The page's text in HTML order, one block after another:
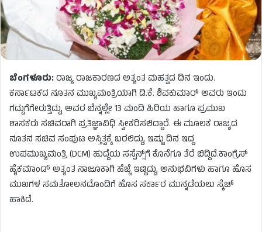
ಬೆಂಗಳೂರು:ರಾಜ್ಯ ರಾಜಕಾರಣದ ಅತ್ಯಂತ ಮಹತ್ವದ ದಿನ ಇಂದು.
ಕರ್ನಾಟಕದ ನೂತನ ಮುಖ್ಯಮಂತ್ರಿಯಾಗಿ ಡಿ.ಕೆ. ಶಿವಕುಮಾರ್ ಅವರು ಇಂದು
ಗದ್ದುಗೆಗೇರುತ್ತಿದ್ದು, ಅವರ ಬೆನ್ನಲ್ಲೇ 13 ಮಂದಿ ಹಿರಿಯ ಹಾಗೂ ಪ್ರಮುಖ
ಶಾಸಕರು ಸಚಿವರಾಗಿ ಪ್ರತಿಜ್ಞಾವಿಧಿ ಸ್ವೀಕರಿಸಲಿದ್ದಾರೆ. ಈ ಮೂಲಕ ರಾಜ್ಯದ
ನೂತನ ಸಚಿವ ಸಂಪುಟ ಅಸ್ತಿತ್ವಕ್ಕೆ ಬರಲಿದ್ದು, ಇಷ್ಟು ದಿನ ಇದ್ದ
ಉಪಮುಖ್ಯಮಂತ್ರಿ (DCM) ಹುದ್ದೆಯ ಸಸ್ಪೆನ್ಸ್‌ಗೆ ಕೊನೆಗೂ ತೆರೆ ಬಿದ್ದಿದೆ.ಕಾಂಗ್ರೆಸ್
ಹೈಕಮಾಂಡ್ ಅತ್ಯಂತ ನಾಜೂಕಾಗಿ ಹೆಜ್ಜೆ ಇಟ್ಟಿದ್ದು, ಅನುಭವಿಗಳು ಹಾಗೂ ಹೊಸ
ಮುಖಗಳ ಸಮತೋಲನದೊಂದಿಗೆ ಹೊಸ ಸರ್ಕಾರ ಮುನ್ನಡೆಯಲು ಸ್ಕೆಚ್
ಹಾಕಿದೆ.